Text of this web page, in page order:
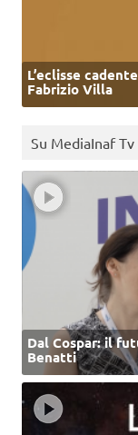
L’eclisse
Fabrizio Villa
Su MediaInaf Tv
Dal Cospar: il
Benatti